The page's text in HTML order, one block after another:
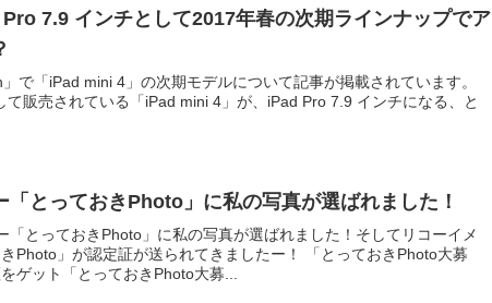
7.9 インチとして2017年春の次期ラインナップでア
で「iPad mini 4」の次期モデルについて記事が掲載されています。
て販売されている「iPad mini 4」が、iPad Pro 7.9 インチになる、と
「とっておきPhoto」に私の写真が選ばれました！
「とっておきPhoto」に私の写真が選ばれました！そしてリコーイメ
Photo」が認定証が送られてきましたー！ 「とっておきPhoto大募
ゲット「とっておきPhoto大募...